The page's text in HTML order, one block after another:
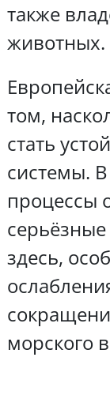
также
животных.
том,
стать
системы.
процессы
здесь,
морского